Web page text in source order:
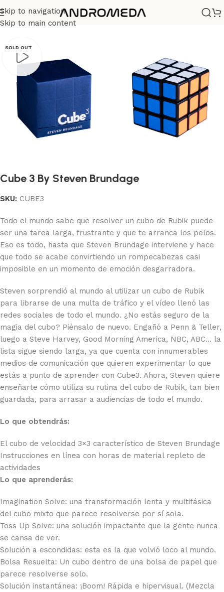
Skip to navigation
Skip to main content
Casa/ Magia
SOLD OUT
Cube 3 By Steven Brundage
SKU: CUBE3
Todo el mundo sabe que resolver un cubo de Rubik puede
ser una tarea larga, frustrante y que te arranca los pelos.
Eso es todo, hasta que Steven Brundage interviene y hace
que todo se acabe convirtiendo un rompecabezas casi
imposible en un momento de emoción desgarradora.
Steven sorprendió al mundo al utilizar un cubo de Rubik
para librarse de una multa de tráfico y el vídeo llenó las
redes sociales de todo el mundo. ¿No estás seguro de la
magia del cubo? Piénsalo de nuevo. Engañó a Penn & Teller,
luego a Steve Harvey, Good Morning America, NBC, ABC… la
lista sigue siendo larga, ya que cuenta con innumerables
medios de comunicación que quieren experimentar lo que
estás a punto de aprender con Cube3. Ahora, Steven quiere
enseñarte cómo utiliza su rutina del cubo de Rubik, tan bien
guardada, para arrasar a audiencias de todo el mundo.
Lo que obtendrás:
El cubo de velocidad 3×3 característico de Steven Brundage
Instrucciones en línea con horas de material repleto de
actividades
Lo que aprenderás:
Imagination Solve: una transformación lenta y multifásica
del cubo mixto que parece resolverse por sí sola.
Toss Up Solve: una solución impactante que la gente nunca
se cansa de ver.
Solución a escondidas: esta es la que volvió loco al mundo.
Bolsa Resuelta: Un cubo dentro de una bolsa de papel que
parece resolverse solo.
Solución instantánea: ¡Boom! Rápida e hipervisual. (Mezcla